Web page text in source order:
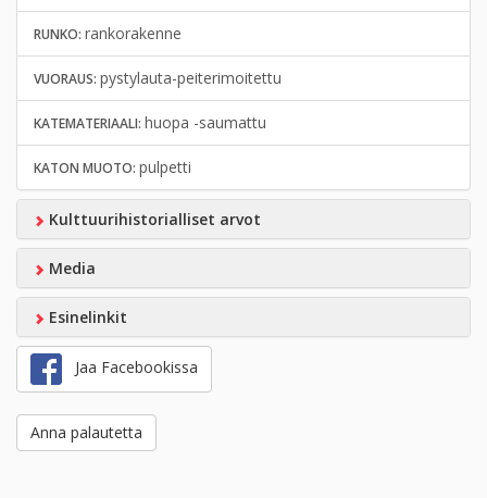
RUNKO: rankorakenne
VUORAUS: pystylauta-peiterimoitettu
KATEMATERIAALI: huopa -saumattu
KATON MUOTO: pulpetti
Kulttuurihistorialliset arvot
Media
Esinelinkit
Jaa Facebookissa
Anna palautetta